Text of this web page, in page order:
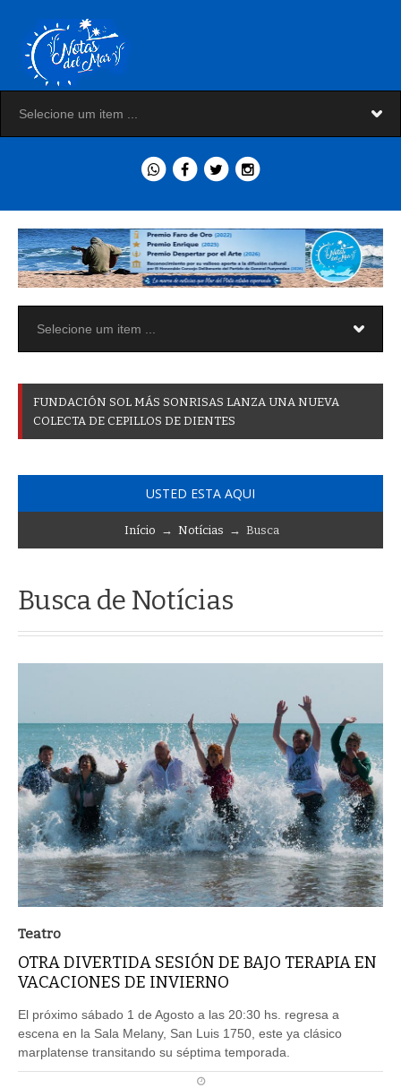
FUNDACIÓN SOL MÁS SONRISAS LANZA UNA NUEVA
COLECTA DE CEPILLOS DE DIENTES
USTED ESTA AQUI
Início → Notícias → Busca
Busca de Notícias
Teatro
OTRA DIVERTIDA SESIÓN DE BAJO TERAPIA EN
VACACIONES DE INVIERNO
El próximo sábado 1 de Agosto a las 20:30 hs. regresa a
escena en la Sala Melany, San Luis 1750, este ya clásico
marplatense transitando su séptima temporada.